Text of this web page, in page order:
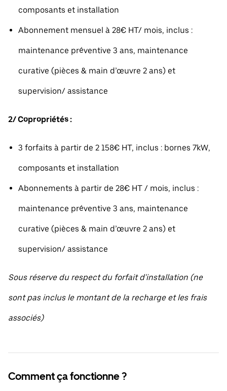
composants et installation
Abonnement mensuel à 28€ HT/ mois, inclus :
maintenance préventive 3 ans, maintenance
curative (pièces & main d’œuvre 2 ans) et
supervision/ assistance
2/ Copropriétés :
3 forfaits à partir de 2 158€ HT, inclus : bornes 7kW,
composants et installation
Abonnements à partir de 28€ HT / mois, inclus :
maintenance préventive 3 ans, maintenance
curative (pièces & main d’œuvre 2 ans) et
supervision/ assistance
Sous réserve du respect du forfait d'installation (ne
sont pas inclus le montant de la recharge et les frais
associés)
Comment ça fonctionne ?